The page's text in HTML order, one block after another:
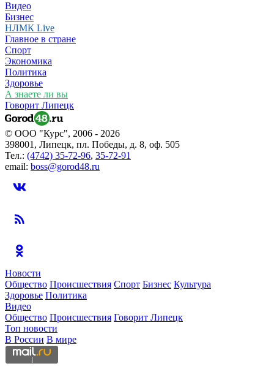
Видео
Бизнес
НЛМК Live
Главное в стране
Спорт
Экономика
Политика
Здоровье
А знаете ли вы
Говорит Липецк
© ООО "Курс", 2006 - 2026
398001, Липецк, пл. Победы, д. 8, оф. 505
Тел.: (4742) 35-72-96, 35-72-91
email: boss@gorod48.ru
Новости
Общество Происшествия Спорт Бизнес Культура
Здоровье Политика
Видео
Общество Происшествия Говорит Липецк
Топ новости
В России В мире